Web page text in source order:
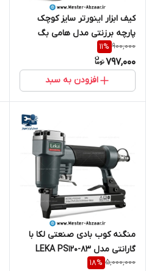
کیف ابزار اینورتر سایز کوچک
پارچه برزنتی مدل هامی بگ
مینی موتورجوش HAMIBAG
900,000
11%
797,000
افزودن به سبد
منگنه کوب بادی صنعتی لکا با
گارانتی مدل LEKA PS120-83
5,000,000
18%